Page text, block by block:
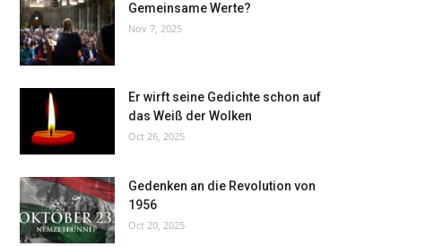
Gemeinsame Werte?
Nov 7, 2025
Er wirft seine Gedichte schon auf
das Weiß der Wolken
Oct 26, 2025
Gedenken an die Revolution von
1956
Oct 20, 2025